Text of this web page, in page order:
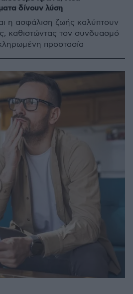
δίνουν λύση
η ασφάλιση ζωής καλύπτουν
καθιστώντας τον συνδυασμό
προστασία